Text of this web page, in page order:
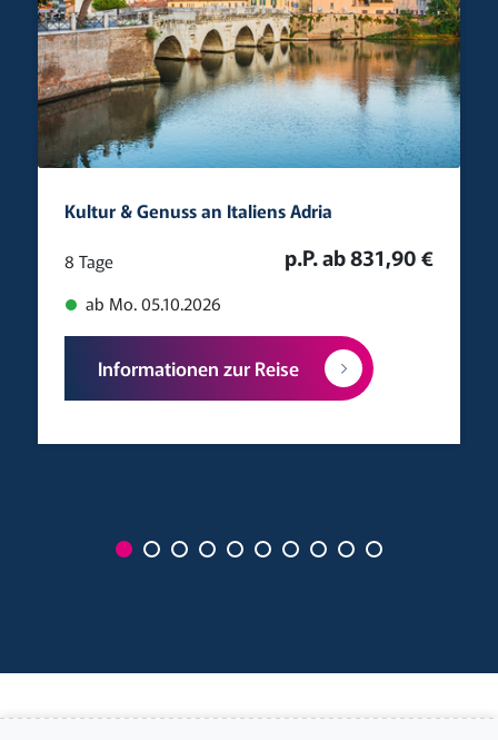
Kultur & Genuss an Italiens Adria
8 Tage
ab Mo. 05.10.2026
p.P. ab 831,90 €
Informationen zur Reise